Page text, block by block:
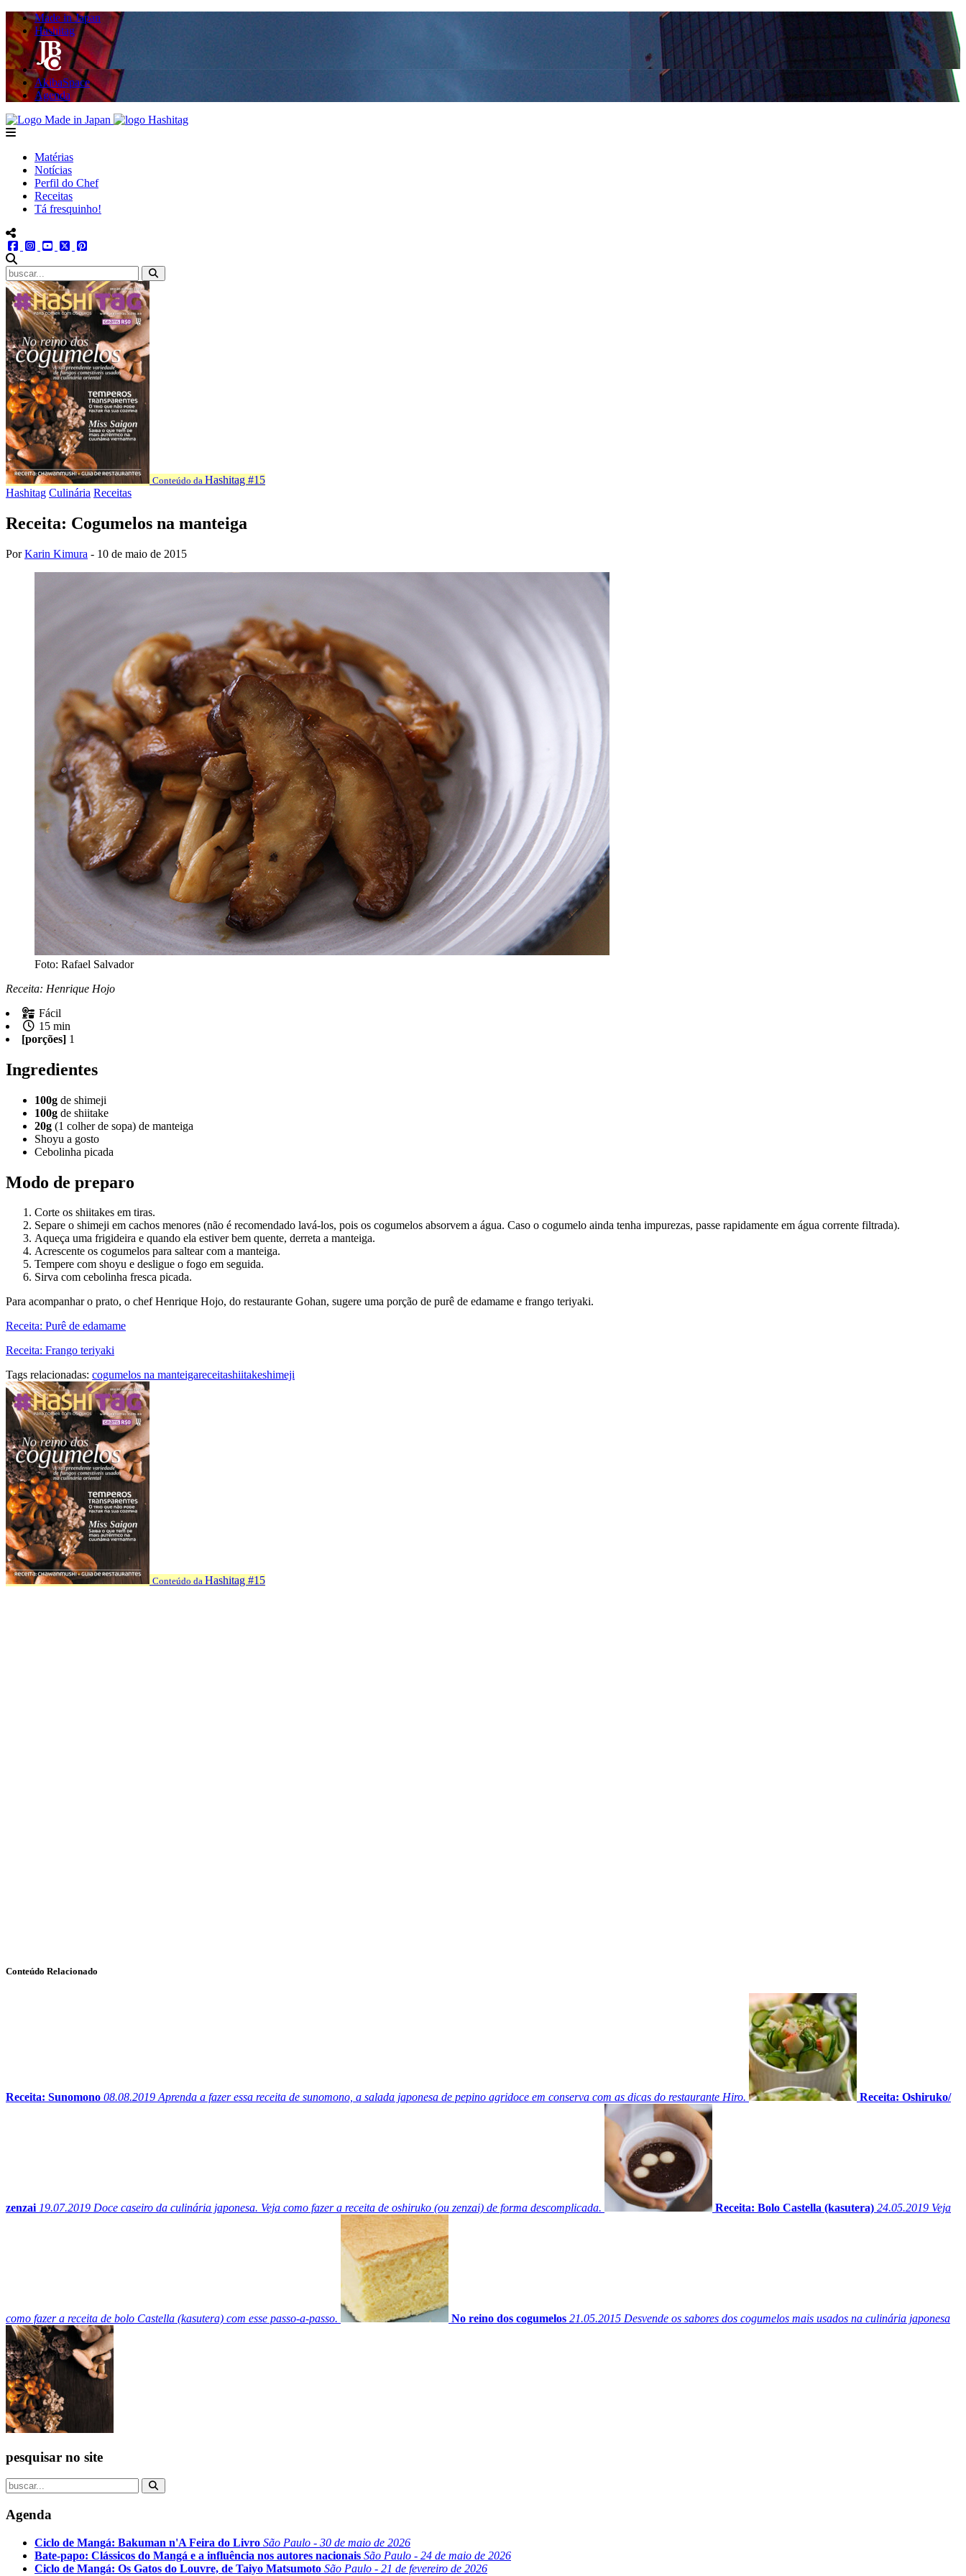
Made in Japan
Hashitag
AkibaSpace
Agenda
Powered By Made in Japan
Hashitag
menu
Matérias
Notícias
Perfil do Chef
Receitas
Tá fresquinho!
menu redes social
facebookinstagram
youtube
twitter
Conteúdo da Hashitag #15
Hashitag Culinária Receitas
Receita: Cogumelos na manteiga
PorKarin Kimura - 10 de maio de 2015
Foto: Rafael Salvador
Receita: Henrique Hojo
Fácil
15 min
[porções] 1
Ingredientes
100g de shimeji
100g de shiitake
20g (1 colher de sopa) de manteiga
Shoyu a gosto
Cebolinha picada
Modo de preparo
Corte os shiitakes em tiras.
Separe o shimeji em cachos menores (não é recomendado lavá-los, pois os cogumelos absorvem a água. Caso o cogumelo ainda tenha impurezas, passe rapidamente em água corrente filtrada).
Aqueça uma frigideira e quando ela estiver bem quente, derreta a manteiga.
Acrescente os cogumelos para saltear com a manteiga.
Tempere com shoyu e desligue o fogo em seguida.
Sirva com cebolinha fresca picada.
Para acompanhar o prato, o chef Henrique Hojo, do restaurante Gohan, sugere uma porção de purê de edamame e frango teriyaki.
Receita: Purê de edamame
Receita: Frango teriyaki
Tags relacionadas: cogumelos na manteigareceitashiitakeshimeji
Conteúdo da Hashitag #15
Conteúdo Relacionado
Receita: Sunomono 08.08.2019 Aprenda a fazer essa receita de sunomono, a salada japonesa de pepino agridoce em conserva com as dicas do restaurante Hiro. Receita: Oshiruko/
zenzai 19.07.2019 Doce caseiro da culinária japonesa. Veja como fazer a receita de oshiruko (ou zenzai) de forma descomplicada. Receita: Bolo Castella (kasutera) 24.05.2019 Veja
como fazer a receita de bolo Castella (kasutera) com esse passo-a-passo. No reino dos cogumelos 21.05.2015 Desvende os sabores dos cogumelos mais usados na culinária japonesa
pesquisar no site
Agenda
Ciclo de Mangá: Bakuman n'A Feira do Livro São Paulo - 30 de maio de 2026
Bate-papo: Clássicos do Mangá e a influência nos autores nacionais São Paulo - 24 de maio de 2026
Ciclo de Mangá: Os Gatos do Louvre, de Taiyo Matsumoto São Paulo - 21 de fevereiro de 2026